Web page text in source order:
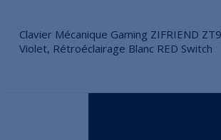
Clavier Mécanique Gaming ZIFRIEND
Violet, Rétroéclairage Blanc RED Switch